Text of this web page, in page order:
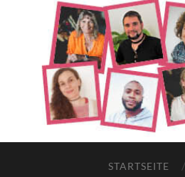
STARTSEITE